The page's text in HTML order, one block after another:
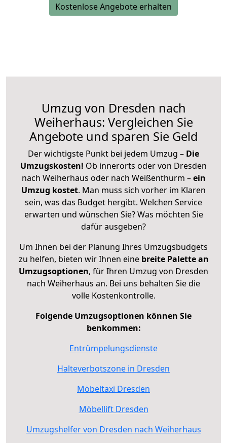
Kostenlose Angebote erhalten
Umzug von Dresden nach
Weiherhaus: Vergleichen Sie
Angebote und sparen Sie Geld
Der wichtigste Punkt bei jedem Umzug – Die
Umzugskosten! Ob innerorts oder von Dresden
nach Weiherhaus oder nach Weißenthurm –ein
Umzug kostet. Man muss sich vorher im Klaren
sein, was das Budget hergibt. Welchen Service
erwarten und wünschen Sie? Was möchten Sie
dafür ausgeben?
Um Ihnen bei der Planung Ihres Umzugsbudgets
zu helfen, bieten wir Ihnen eine breite Palette an
Umzugsoptionen, für Ihren Umzug von Dresden
nach Weiherhaus an. Bei uns behalten Sie die
volle Kostenkontrolle.
Folgende Umzugsoptionen können Sie
benkommen:
Entrümpelungsdienste
Halteverbotszone in Dresden
Möbeltaxi Dresden
Möbellift Dresden
Umzugshelfer von Dresden nach Weiherhaus